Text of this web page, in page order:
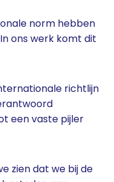
norm hebben
ons werk komt dit
richtlijn
een vaste pijler
zien dat we bij de